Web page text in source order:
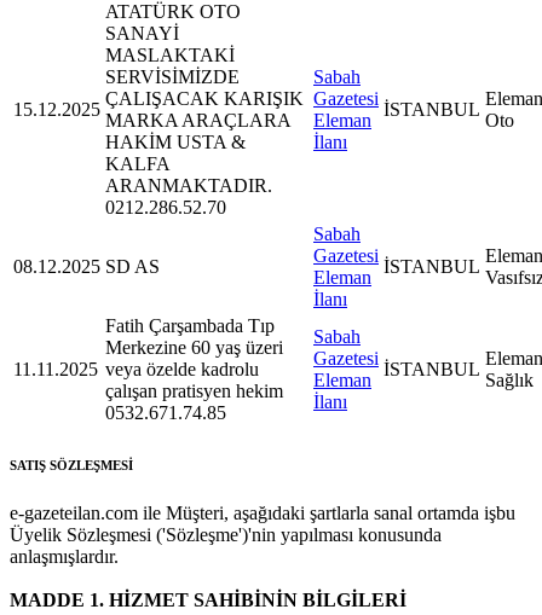
15.12.2025
ATATÜRK OTO
SANAYİ
MASLAKTAKİ
SERVİSİMİZDE
ÇALIŞACAK KARIŞIK
MARKA ARAÇLARA
HAKİM USTA &
KALFA
ARANMAKTADIR.
0212.286.52.70
Sabah
Gazetesi
Eleman
İlanı
İSTANBUL
Oto
08.12.2025 SD AS
Sabah
Gazetesi
Eleman
İlanı
İSTANBUL
11.11.2025
Fatih Çarşambada Tıp
Merkezine 60 yaş üzeri
veya özelde kadrolu
çalışan pratisyen hekim
0532.671.74.85
Sabah
Gazetesi
Eleman
İlanı
İSTANBUL
Sağlık
SATIŞ SÖZLEŞMESİ
e-gazeteilan.com ile Müşteri, aşağıdaki şartlarla sanal ortamda işbu
Üyelik Sözleşmesi ('Sözleşme')'nin yapılması konusunda
anlaşmışlardır.
MADDE 1. HİZMET SAHİBİNİN BİLGİLERİ